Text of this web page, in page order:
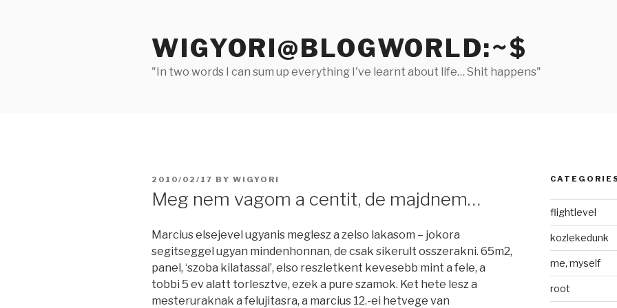
WIGYORI@BLOGWORLD:~$
"In two words I can sum up everything I've learnt about life… Shit happens"
POSTED
2010/02/17 BY WIGYORI
Meg nem vagom a centit, de majdnem…
Marcius elsejevel ugyanis meglesz a zelso lakasom – jokora
segitseggel ugyan mindenhonnan, de csak sikerult osszerakni. 65m2,
panel, ‘szoba kilatassal’, elso reszletkent kevesebb mint a fele, a
tobbi 5 ev alatt torlesztve, ezek a pure szamok. Ket hete lesz a
mesteruraknak a felujitasra, a marcius 12.-ei hetvege van
flightlevel
kozlekedunk
me, myself
root